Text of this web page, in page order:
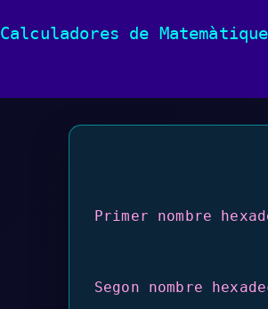
Calculadores de
Primer nombre
Segon nombre